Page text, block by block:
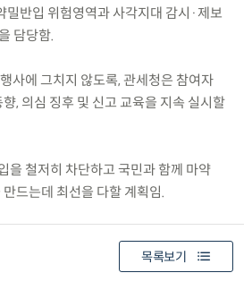
밀반입 위험영역과 사각지대 감시·제보
담당함.
사에 그치지 않도록, 관세청은 참여자
, 의심 징후 및 신고 교육을 지속 실시할
을 철저히 차단하고 국민과 함께 마약
드는데 최선을 다할 계획임.
목록보기